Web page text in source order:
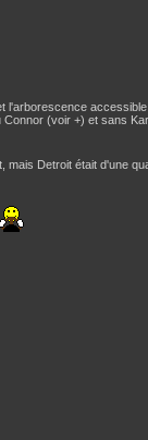
l'arborescence
(voir +) et sans
Detroit était d'une